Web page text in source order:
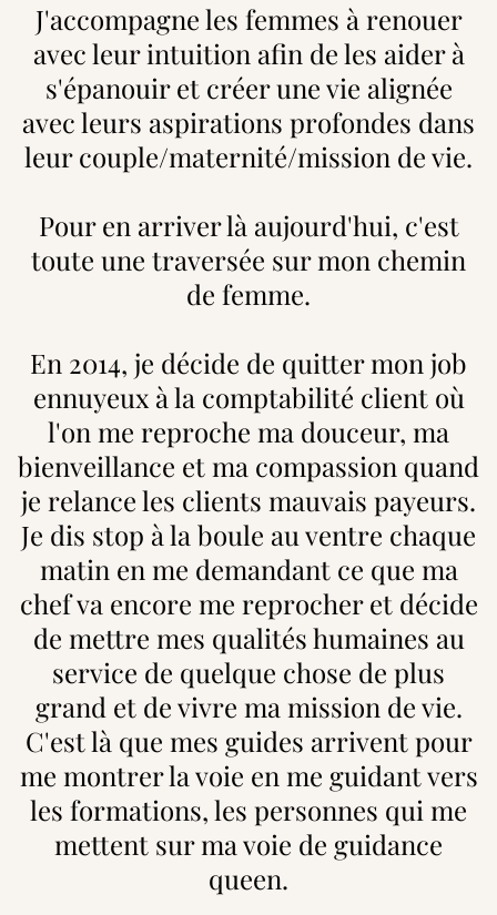
J'accompagne les femmes à renouer
avec leur intuition afin de les aider à
s'épanouir et créer une vie alignée
avec leurs aspirations profondes dans
leur couple/maternité/mission de vie.
Pour en arriver là aujourd'hui, c'est
toute une traversée sur mon chemin
de femme.
En 2014, je décide de quitter mon job
ennuyeux à la comptabilité client où
l'on me reproche ma douceur, ma
bienveillance et ma compassion quand
je relance les clients mauvais payeurs.
Je dis stop à la boule au ventre chaque
matin en me demandant ce que ma
chef va encore me reprocher et décide
de mettre mes qualités humaines au
service de quelque chose de plus
grand et de vivre ma mission de vie.
C'est là que mes guides arrivent pour
me montrer la voie en me guidant vers
les formations, les personnes qui me
mettent sur ma voie de guidance
queen.